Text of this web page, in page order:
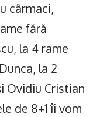
cârmaci,
fără
la 4 rame
la 2
Ovidiu Cristian
de 8+1 îi vom